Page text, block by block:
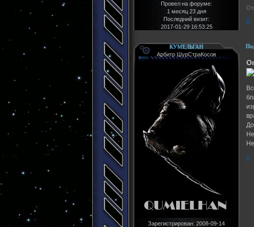
Провел на форуме:
1 месяц 23 дня
Последний визит:
2017-01-29 16:53:25
0
КУМЕЛЬГАН
Арбитр ШурСтраКосов
Зарегистрирован: 2008-09-14
0